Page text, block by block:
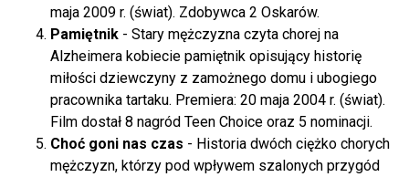
maja 2009 r. (świat). Zdobywca 2 Oskarów.
Pamiętnik - Stary mężczyzna czyta chorej na
Alzheimera kobiecie pamiętnik opisujący historię
miłości dziewczyny z zamożnego domu i ubogiego
pracownika tartaku. Premiera: 20 maja 2004 r. (świat).
Film dostał 8 nagród Teen Choice oraz 5 nominacji.
Choć goni nas czas - Historia dwóch ciężko chorych
mężczyzn, którzy pod wpływem szalonych przygód